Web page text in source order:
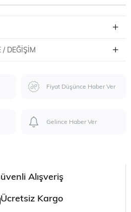
/ DEĞIŞIM
Fiyat Düşünce Haber Ver
Gelince Haber Ver
Alışveriş
Ücretsiz Kargo